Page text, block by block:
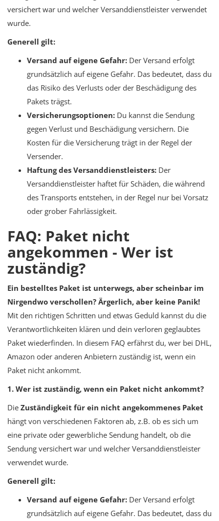
versichert war und welcher Versanddienstleister verwendet
wurde.
Generell gilt:
Versand auf eigene Gefahr: Der Versand erfolgt
grundsätzlich auf eigene Gefahr. Das bedeutet, dass du
das Risiko des Verlusts oder der Beschädigung des
Pakets trägst.
Versicherungsoptionen: Du kannst die Sendung
gegen Verlust und Beschädigung versichern. Die
Kosten für die Versicherung trägt in der Regel der
Versender.
Haftung des Versanddienstleisters: Der
Versanddienstleister haftet für Schäden, die während
des Transports entstehen, in der Regel nur bei Vorsatz
oder grober Fahrlässigkeit.
FAQ: Paket nicht
angekommen - Wer ist
zuständig?
Ein bestelltes Paket ist unterwegs, aber scheinbar im
Nirgendwo verschollen? Ärgerlich, aber keine Panik!
Mit den richtigen Schritten und etwas Geduld kannst du die
Verantwortlichkeiten klären und dein verloren geglaubtes
Paket wiederfinden. In diesem FAQ erfährst du, wer bei DHL,
Amazon oder anderen Anbietern zuständig ist, wenn ein
Paket nicht ankommt.
1. Wer ist zuständig, wenn ein Paket nicht ankommt?
Die Zuständigkeit für ein nicht angekommenes Paket
hängt von verschiedenen Faktoren ab, z.B. ob es sich um
eine private oder gewerbliche Sendung handelt, ob die
Sendung versichert war und welcher Versanddienstleister
verwendet wurde.
Generell gilt:
Versand auf eigene Gefahr: Der Versand erfolgt
grundsätzlich auf eigene Gefahr. Das bedeutet, dass du